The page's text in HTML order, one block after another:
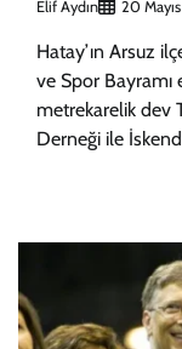
Elif Aydın 20
Hatay’ın Arsuz
ve Spor Bayramı
metrekarelik dev
Derneği ile